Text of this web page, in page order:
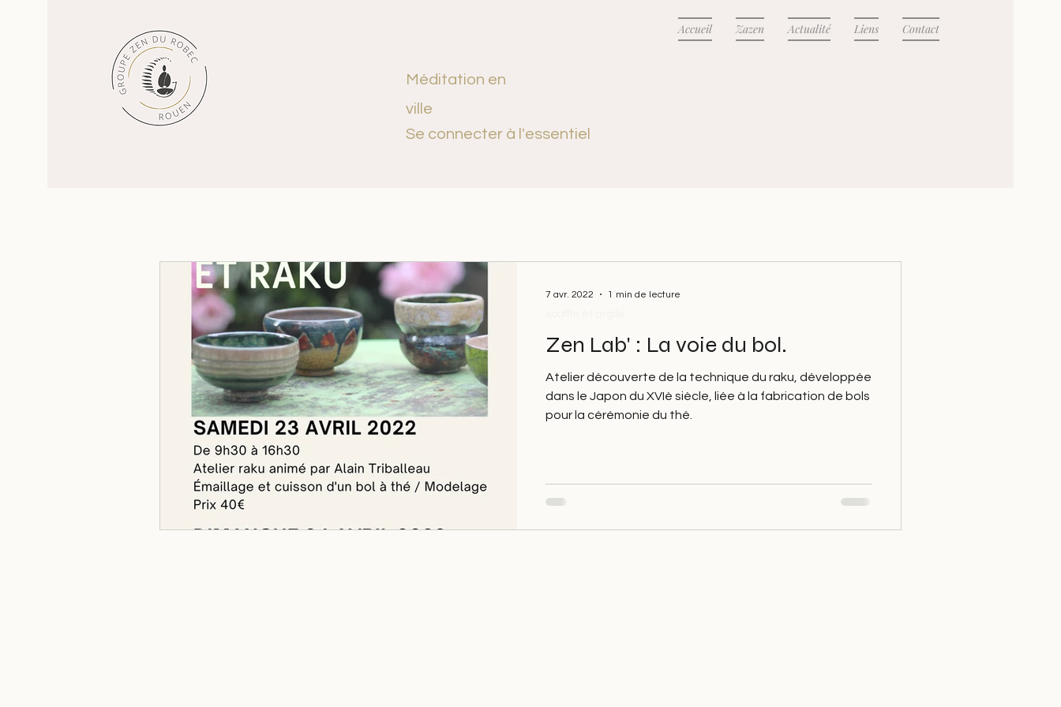
Accueil Zazen Actualité Liens Contact
Méditation en
ville
Se connecter à l'essentiel
Zen Lab' : La voie du bol.
Atelier découverte de la technique du raku, développée
dans le Japon du XVIè siècle, liée à la fabrication de bols
pour la cérémonie du thé.
7 avr. 2022 1 min de lecture